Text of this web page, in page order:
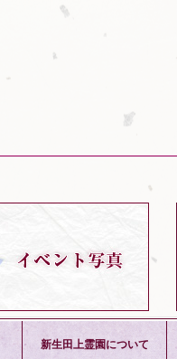
新生田上霊園について